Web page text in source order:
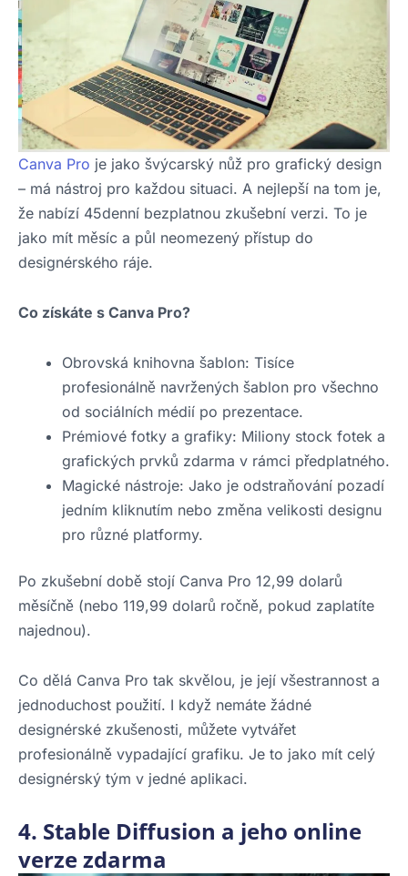
Canva Pro je jako švýcarský nůž pro grafický design
– má nástroj pro každou situaci. A nejlepší na tom je,
že nabízí 45denní bezplatnou zkušební verzi. To je
jako mít měsíc a půl neomezený přístup do
designérského ráje.
Co získáte s Canva Pro?
Obrovská knihovna šablon: Tisíce
profesionálně navržených šablon pro všechno
od sociálních médií po prezentace.
Prémiové fotky a grafiky: Miliony stock fotek a
grafických prvků zdarma v rámci předplatného.
Magické nástroje: Jako je odstraňování pozadí
jedním kliknutím nebo změna velikosti designu
pro různé platformy.
Po zkušební době stojí Canva Pro 12,99 dolarů
měsíčně (nebo 119,99 dolarů ročně, pokud zaplatíte
najednou).
Co dělá Canva Pro tak skvělou, je její všestrannost a
jednoduchost použití. I když nemáte žádné
designérské zkušenosti, můžete vytvářet
profesionálně vypadající grafiku. Je to jako mít celý
designérský tým v jedné aplikaci.
4. Stable Diffusion a jeho online
verze zdarma